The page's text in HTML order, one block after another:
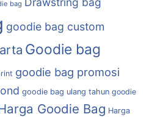
bag
goodie bag custom
Goodie bag
goodie bag promosi
goodie bag ulang tahun goodie
Goodie Bag Harga